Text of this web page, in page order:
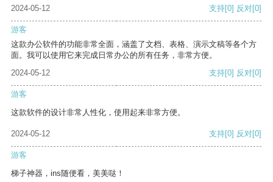
2024-05-12 支持[0] 反对[0]
游客
这款办公软件的功能非常全面，涵盖了文档、表格、演示文稿等各个方
面。我可以使用它来完成日常办公的所有任务，非常方便。
2024-05-12
支持[0] 反对[0]
游客
这款软件的设计非常人性化，使用起来非常方便。
2024-05-12 支持[0] 反对[0]
游客
梯子神器，ins随便看，美美哒！